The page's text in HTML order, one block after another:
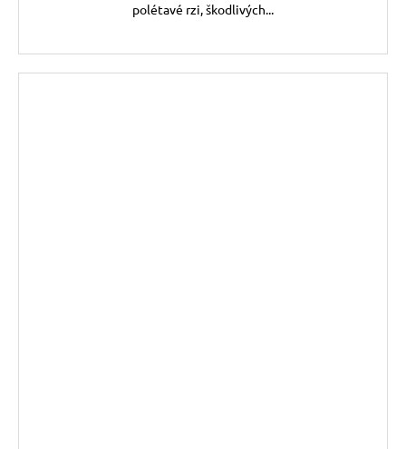
polétavé rzi, škodlivých...